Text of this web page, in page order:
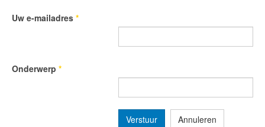
Uw e-mailadres *
Onderwerp *
Verstuur Annuleren